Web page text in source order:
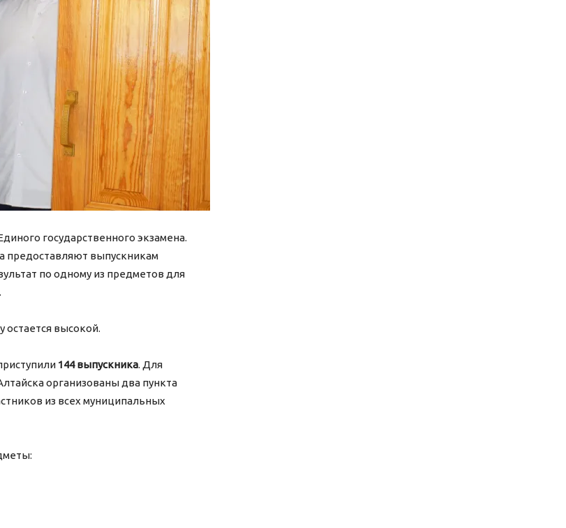
государственного экзамена.
предоставляют выпускникам
по одному из предметов для
остается высокой.
144 выпускника. Для
организованы два пункта
из всех муниципальных